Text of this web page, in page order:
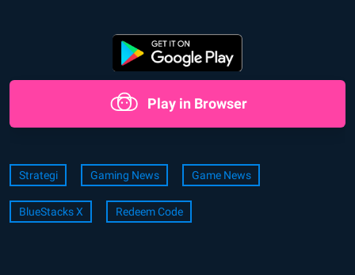
Play in Browser
Strategi Gaming News Game News
BlueStacks X Redeem Code